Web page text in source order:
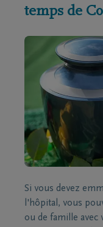
temps de
Si vous devez
l'hôpital, vous
ou de famille avec